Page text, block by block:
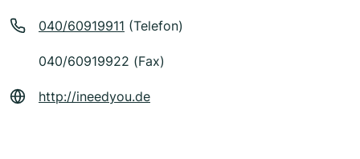
040/60919911 (Telefon)
040/60919922 (Fax)
http://ineedyou.de